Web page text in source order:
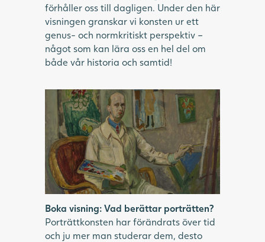
förhåller oss till dagligen. Under den här
visningen granskar vi konsten ur ett
genus- och normkritiskt perspektiv –
något som kan lära oss en hel del om
både vår historia och samtid!
Självporträttsmålning av man i vit rock
framför staffli i målarateljé.
Boka visning: Vad berättar porträtten?
Porträttkonsten har förändrats över tid
och ju mer man studerar dem, desto